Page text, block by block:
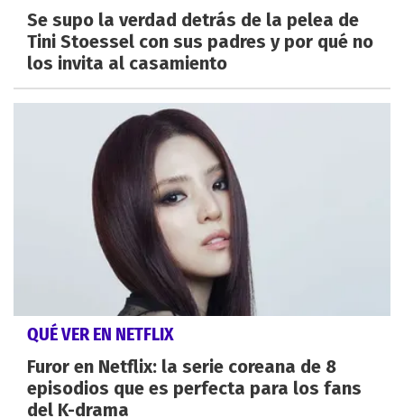
Se supo la verdad detrás de la pelea de
Tini Stoessel con sus padres y por qué no
los invita al casamiento
QUÉ VER EN NETFLIX
Furor en Netflix: la serie coreana de 8
episodios que es perfecta para los fans
del K-drama